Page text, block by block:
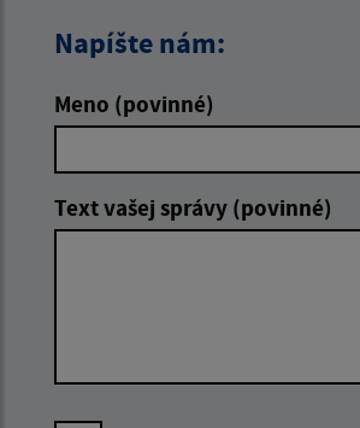
Napíšte nám:
Meno (povinné)
Text vašej správy (povinné)